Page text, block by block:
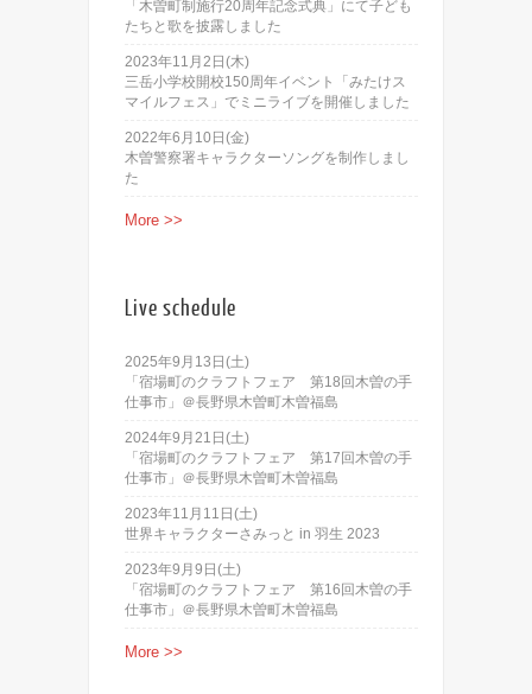
「木曽町制施行20周年記念式典」にて子ども
たちと歌を披露しました
2023年11月2日(木)
三岳小学校開校150周年イベント「みたけス
マイルフェス」でミニライブを開催しました
2022年6月10日(金)
木曽警察署キャラクターソングを制作しまし
た
More >>
Live schedule
2025年9月13日(土)
「宿場町のクラフトフェア 第18回木曽の手
仕事市」＠長野県木曽町木曽福島
2024年9月21日(土)
「宿場町のクラフトフェア 第17回木曽の手
仕事市」＠長野県木曽町木曽福島
2023年11月11日(土)
世界キャラクターさみっと in 羽生 2023
2023年9月9日(土)
「宿場町のクラフトフェア 第16回木曽の手
仕事市」＠長野県木曽町木曽福島
More >>